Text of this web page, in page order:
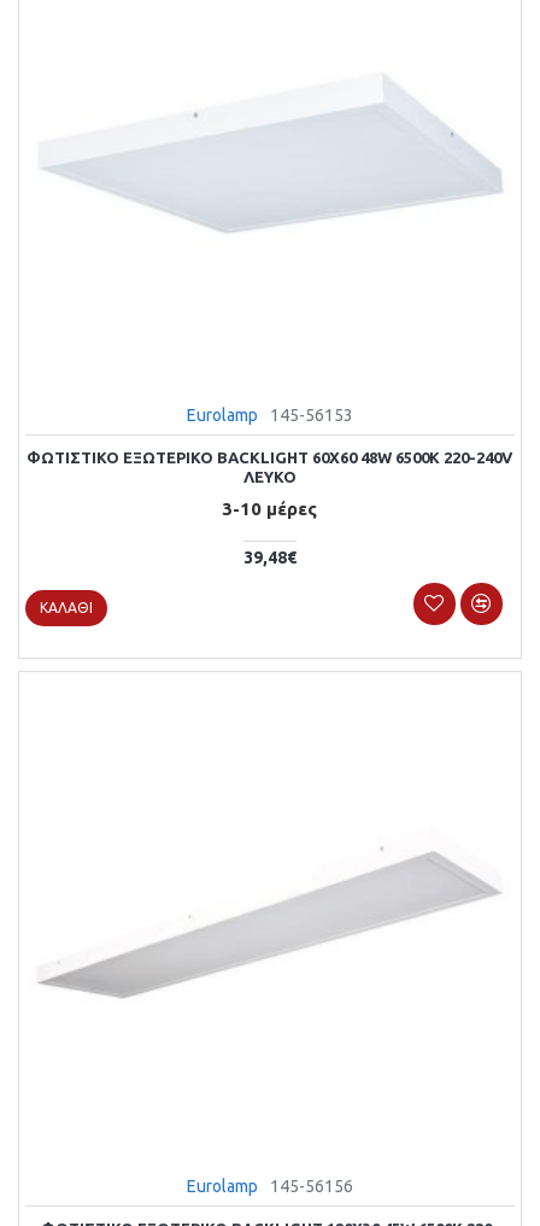
Eurolamp 145-56153
ΦΩΤΙΣΤΙΚΟ ΕΞΩΤΕΡΙΚΟ BACKLIGΗΤ 60X60 48W 6500Κ 220-240V
ΛΕΥΚΟ
3-10 μέρες
39,48€
ΚΑΛΆΘΙ
Eurolamp 145-56156